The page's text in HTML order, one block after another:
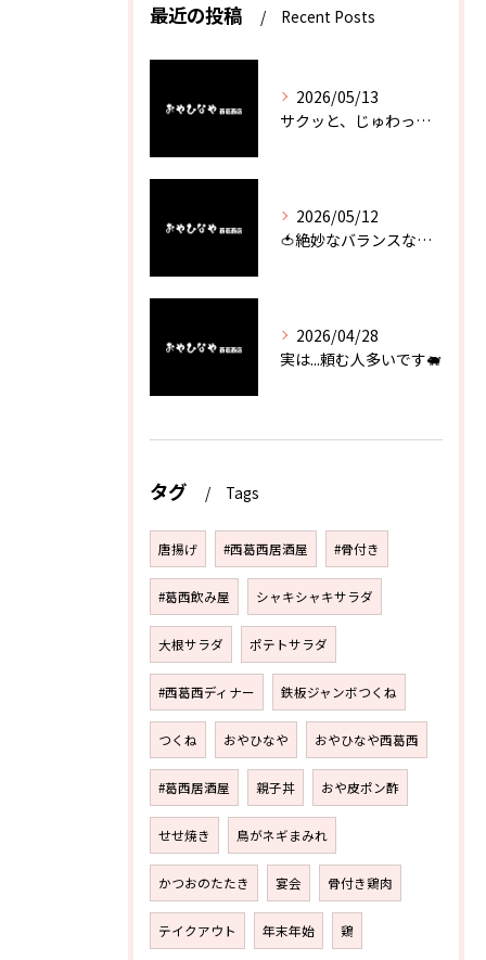
最近の投稿 Recent Posts
2026/05/13
サクッと、じゅわっと。瀬戸内が香るカキフライ
2026/05/12
🍅絶妙なバランスなのに最高な一品🥗
2026/04/28
実は...頼む人多いです🐖
タグ Tags
唐揚げ #西葛西居酒屋 #骨付き
#葛西飲み屋 シャキシャキサラダ
大根サラダ ポテトサラダ
#西葛西ディナー 鉄板ジャンボつくね
つくね おやひなや おやひなや西葛西
#葛西居酒屋 親子丼 おや皮ポン酢
せせ焼き 鳥がネギまみれ
かつおのたたき 宴会 骨付き鶏肉
テイクアウト 年末年始 鶏